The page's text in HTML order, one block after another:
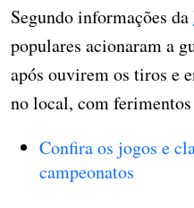
Segundo informações da
populares acionaram a
após ouvirem os tiros e
no local, com ferimentos
Confira os jogos e
campeonatos